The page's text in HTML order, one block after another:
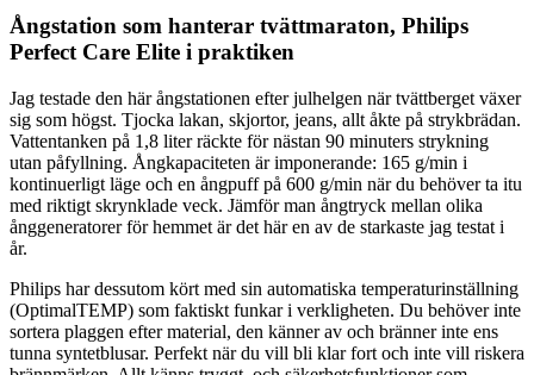
Ångstation som hanterar tvättmaraton, Philips
Perfect Care Elite i praktiken
Jag testade den här ångstationen efter julhelgen när tvättberget växer
sig som högst. Tjocka lakan, skjortor, jeans, allt åkte på strykbrädan.
Vattentanken på 1,8 liter räckte för nästan 90 minuters strykning
utan påfyllning. Ångkapaciteten är imponerande: 165 g/min i
kontinuerligt läge och en ångpuff på 600 g/min när du behöver ta itu
med riktigt skrynklade veck. Jämför man ångtryck mellan olika
ånggeneratorer för hemmet är det här en av de starkaste jag testat i
år.
Philips har dessutom kört med sin automatiska temperaturinställning
(OptimalTEMP) som faktiskt funkar i verkligheten. Du behöver inte
sortera plaggen efter material, den känner av och bränner inte ens
tunna syntetblusar. Perfekt när du vill bli klar fort och inte vill riskera